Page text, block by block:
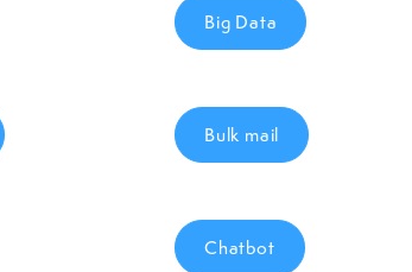
Big Data
Bulk mail
Chatbot